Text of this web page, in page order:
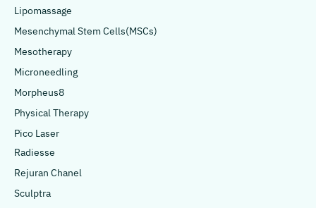
Lipomassage
Mesenchymal Stem Cells(MSCs)
Mesotherapy
Microneedling
Morpheus8
Physical Therapy
Pico Laser
Radiesse
Rejuran Chanel
Sculptra